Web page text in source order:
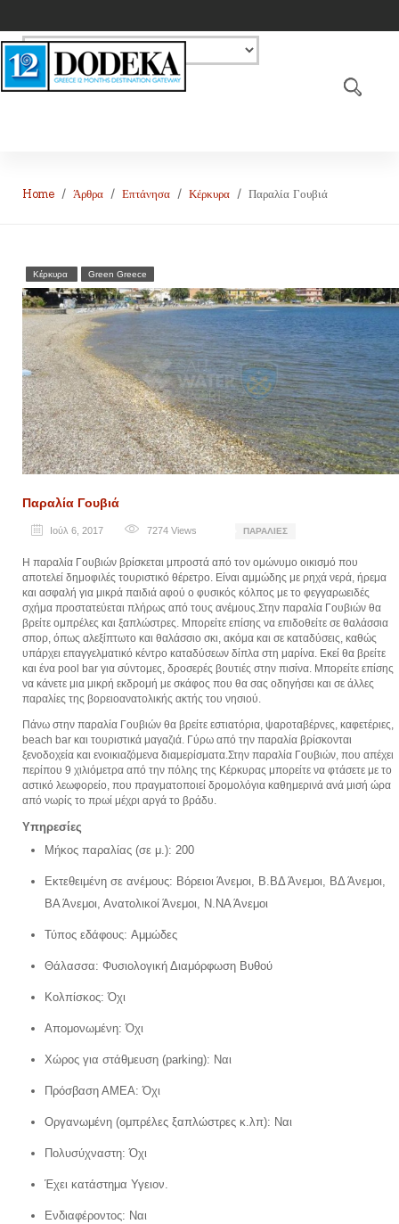
Home Άρθρα Επτάνησα Κέρκυρα Παραλία Γουβιά
Κέρκυρα Green Greece
Παραλία Γουβιά
Ιούλ 6, 2017 7274 Views ΠΑΡΑΛΊΕΣ
Η παραλία Γουβιών βρίσκεται μπροστά από τον ομώνυμο οικισμό που
αποτελεί δημοφιλές τουριστικό θέρετρο. Είναι αμμώδης με ρηχά νερά, ήρεμα
και ασφαλή για μικρά παιδιά αφού ο φυσικός κόλπος με το φεγγαρωειδές
σχήμα προστατεύεται πλήρως από τους ανέμους.Στην παραλία Γουβιών θα
βρείτε ομπρέλες και ξαπλώστρες. Μπορείτε επίσης να επιδοθείτε σε θαλάσσια
σπορ, όπως αλεξίπτωτο και θαλάσσιο σκι, ακόμα και σε καταδύσεις, καθώς
υπάρχει επαγγελματικό κέντρο καταδύσεων δίπλα στη μαρίνα. Εκεί θα βρείτε
και ένα pool bar για σύντομες, δροσερές βουτιές στην πισίνα. Μπορείτε επίσης
να κάνετε μια μικρή εκδρομή με σκάφος που θα σας οδηγήσει και σε άλλες
παραλίες της βορειοανατολικής ακτής του νησιού.
Πάνω στην παραλία Γουβιών θα βρείτε εστιατόρια, ψαροταβέρνες, καφετέριες,
beach bar και τουριστικά μαγαζιά. Γύρω από την παραλία βρίσκονται
ξενοδοχεία και ενοικιαζόμενα διαμερίσματα.Στην παραλία Γουβιών, που απέχει
περίπου 9 χιλιόμετρα από την πόλης της Κέρκυρας μπορείτε να φτάσετε με το
αστικό λεωφορείο, που πραγματοποιεί δρομολόγια καθημερινά ανά μισή ώρα
από νωρίς το πρωί μέχρι αργά το βράδυ.
Υπηρεσίες
Μήκος παραλίας (σε μ.): 200
Εκτεθειμένη σε ανέμους: Βόρειοι Άνεμοι, Β.ΒΔ Άνεμοι, ΒΔ Άνεμοι,
ΒΑ Άνεμοι, Ανατολικοί Άνεμοι, Ν.ΝΑ Άνεμοι
Τύπος εδάφους: Αμμώδες
Θάλασσα: Φυσιολογική Διαμόρφωση Bυθού
Κολπίσκος: Όχι
Απομονωμένη: Όχι
Χώρος για στάθμευση (parking): Ναι
Πρόσβαση ΑΜΕΑ: Όχι
Οργανωμένη (ομπρέλες ξαπλώστρες κ.λπ): Ναι
Πολυσύχναστη: Όχι
Έχει κατάστημα Υγειον.
Ενδιαφέροντος: Ναι